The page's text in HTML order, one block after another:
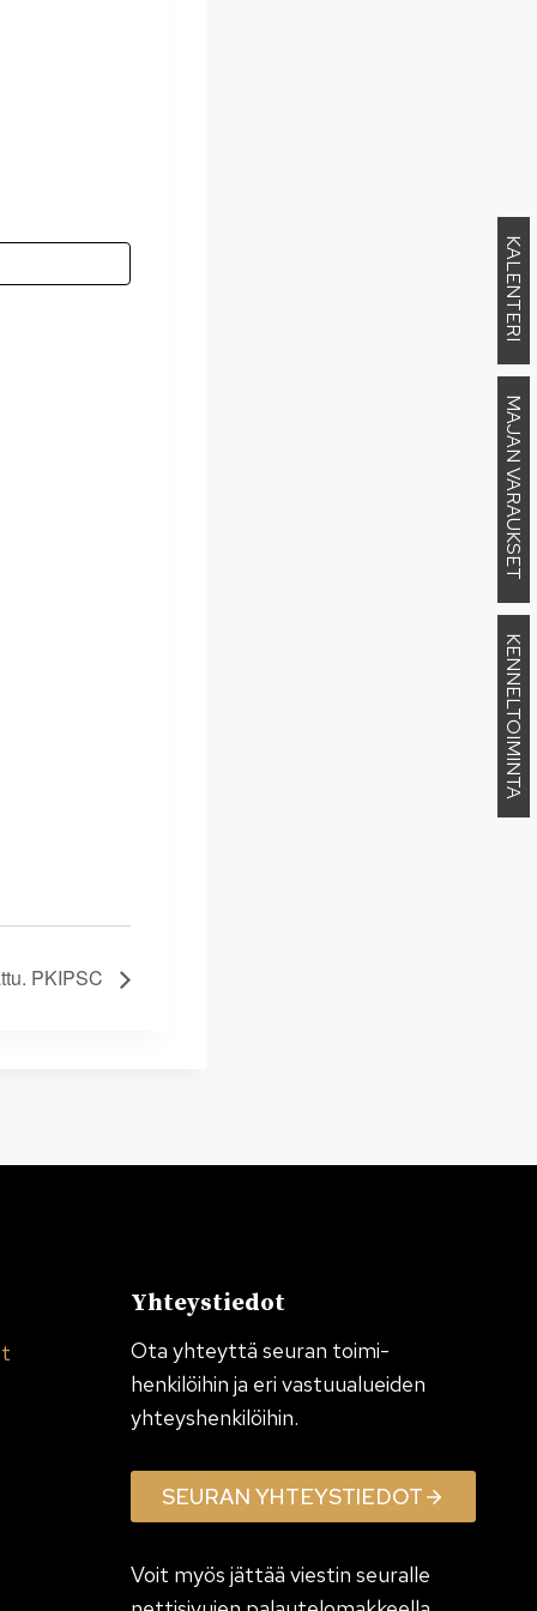
KALENTERI
MAJAN VARAUKSET
KENNELTOIMINTA
PKIPSC
Yhteystiedot
Ota yhteyttä seuran toimi­
henkilöihin ja eri vastuualueiden
yhteyshenkilöihin.
SEURAN YHTEYSTIEDOT
Voit myös jättää viestin seuralle